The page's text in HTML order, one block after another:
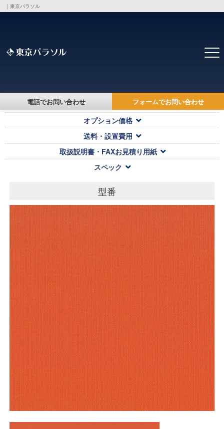
｜東京パラソル
電話でお問い合わせ フォームでお問い合わせ
対応キャンバス・本体価格
オプション価格
送料・設置費用
取扱説明書・FAXお見積り用紙
スペック
型番